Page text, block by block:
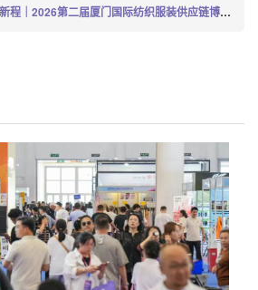
2026第二届厦门国际纺织服装供应链博览会圆满落幕！